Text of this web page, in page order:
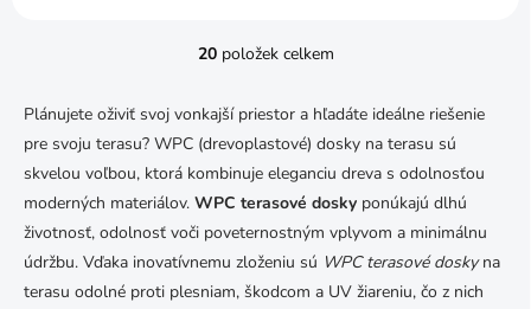
O
l
d
a
c
p
r
v
20položek celkem
Plánujete oživiť svoj vonkajší priestor a hľadáte ideálne riešenie
pre svoju terasu? WPC (drevoplastové) dosky na terasu sú
skvelou voľbou, ktorá kombinuje eleganciu dreva s odolnosťou
moderných materiálov. WPC terasové dosky ponúkajú dlhú
životnosť, odolnosť voči poveternostným vplyvom a minimálnu
údržbu. Vďaka inovatívnemu zloženiu sú WPC terasové doskyna
terasu odolné proti plesniam, škodcom a UV žiareniu, čo z nich